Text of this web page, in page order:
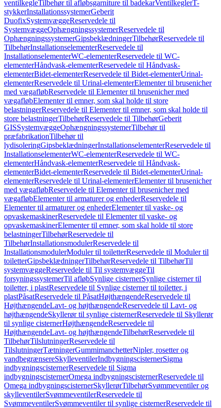
ventilkegleTilbehør til afløbsgarniture til badekarVentilkeglerT-
stykkerInstallationssystemerGeberit
DuofixSystemvæggeReservedele til
SystemvæggeOphængningssystemerReservedele til
OphængningssystemerGipsbeklædningerTilbehørReservedele til
TilbehørInstallationselementerReservedele til
InstallationselementerWC-elementerReservedele til WC-
elementerHåndvask-elementerReservedele til Håndvask-
elementerBidet-elementerReservedele til Bidet-elementerUrinal-
elementerReservedele til Urinal-elementerElementer til brusenicher
med vægafløbReservedele til Elementer til brusenicher med
vægafløbElementer til emner, som skal holde til store
belastningerReservedele til Elementer til emner, som skal holde til
store belastningerTilbehørReservedele til TilbehørGeberit
GISSystemvæggeOphængningssystemerTilbehør til
præfabrikationTilbehør til
lydisoleringGipsbeklædningerInstallationselementerReservedele til
InstallationselementerWC-elementerReservedele til WC-
elementerHåndvask-elementerReservedele til Håndvask-
elementerBidet-elementerReservedele til Bidet-elementerUrinal-
elementerReservedele til Urinal-elementerElementer til brusenicher
med vægafløbReservedele til Elementer til brusenicher med
vægafløbElementer til armaturer og enhederReservedele til
Elementer til armaturer og enhederElementer til vaske- og
opvaskemaskinerReservedele til Elementer til vaske- og
opvaskemaskinerElementer til emner, som skal holde til store
belastningerTilbehørReservedele til
TilbehørInstallationsmodulerReservedele til
InstallationsmodulerModuler til toiletterReservedele til Moduler til
toiletterGipsbeklædningerTilbehørReservedele til TilbehørTil
systemvæggeReservedele til Til systemvæggeTil
forsyningssystemerTil afløbSynlige cisternerSynlige cisterner til
toiletter, i plastReservedele til Synlige cisterner til toiletter, i
plastPåsatReservedele til PåsatHøjthængendeReservedele til
HøjthængendeLavt- og højthængendeReservedele til Lavt- og
højthængendeSkyllerør til synlige cisternerReservedele til Skyllerør
til synlige cisternerHøjthængendeReservedele til
HøjthængendeLavt- og højthængendeTilbehørReservedele til
TilbehørTilslutningerReservedele til
TilslutningerTætningerGummimanchetterNipler, rosetter og
vandbegrænsereSkylleventilerIndbygningscisternerSigma
indbygningscisternerReservedele til Sigma
indbygningscisternerOmega indbygningscisternerReservedele til
Omega indbygningscisternerSkyllerørTilbehørSvømmeventiler og
skylleventilerSvømmeventilerReservedele til
SvømmeventilerSvømmeventiler til synlige cisternerReservedele til